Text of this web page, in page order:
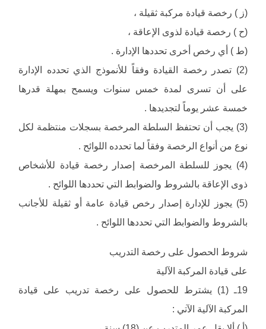
(ز ) رخصة قيادة مركبة ثقيلة ،
(ح ) رخصة قيادة لذوى الإعاقة ،
(ط ) أي رخص أخرى تحددها الإدارة .
(2) تصدر رخصة القيادة وفقاً للأنموذج الذي تحدده الإدارة
على أن تسرى لمدة خمس سنوات ويسمح بمهلة قدرها
خمسة عشر يوماً لتجديدها .
(3) يجب أن تحتفظ السلطة المرخصة بسجلات منتظمة لكل
نوع من أنواع الرخصة وفقاً لما تحدده اللوائح .
(4) يجوز للسلطة المرخصة إصدار رخصة قيادة للأشخاص
ذوى الإعاقة بالشروط والضوابط التي تحددها اللوائح .
(5) يجوز للإدارة إصدار رخص قيادة عامة أو ثقيلة للأجانب
بالشروط والضوابط التي تحددها اللوائح .
شروط الحصول على رخصة التدريب
على قيادة المركبة الآلية
19ـ (1) يشترط للحصول على رخصة تدريب على قيادة
المركبة الآلية الآتي :